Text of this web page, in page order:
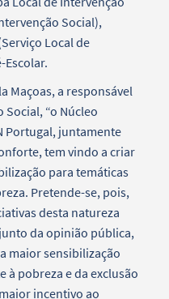
Social),
Local de
Escolar.
Maçoas, a responsável
“o Núcleo
Portugal, juntamente
tem vindo a criar
para temáticas
Pretende-se, pois,
desta natureza
da opinião pública,
maior sensibilização
à pobreza e da exclusão
incentivo ao